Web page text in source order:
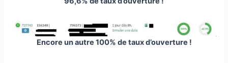
Encore un autre 100% de taux d’ouverture !